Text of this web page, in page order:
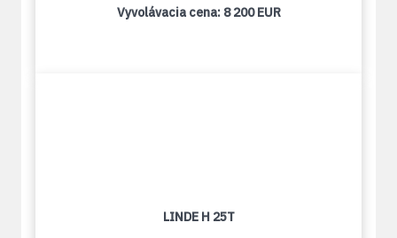
Vyvolávacia cena: 8 200 EUR
LINDE H 25T